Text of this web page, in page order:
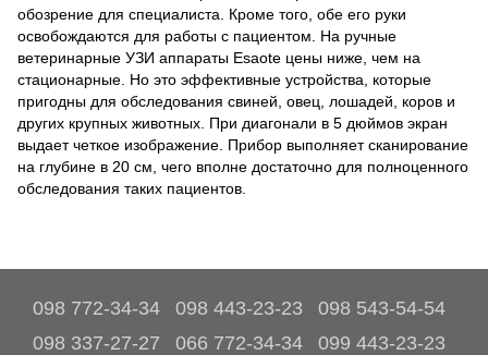
обозрение для специалиста. Кроме того, обе его руки
освобождаются для работы с пациентом. На ручные
ветеринарные УЗИ аппараты Esaote цены ниже, чем на
стационарные. Но это эффективные устройства, которые
пригодны для обследования свиней, овец, лошадей, коров и
других крупных животных. При диагонали в 5 дюймов экран
выдает четкое изображение. Прибор выполняет сканирование
на глубине в 20 см, чего вполне достаточно для полноценного
обследования таких пациентов.
098 772-34-34 098 443-23-23
098 543-54-54
098 337-27-27
066 772-34-34
099 443-23-23